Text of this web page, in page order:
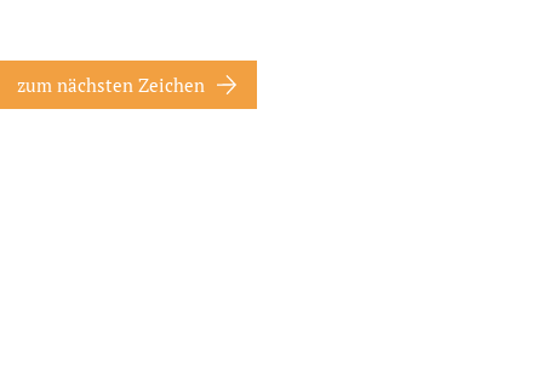
zum nächsten Zeichen